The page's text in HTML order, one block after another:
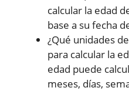
calcular la edad
base a su fecha
¿Qué unidades
para calcular la
edad puede
meses, días,